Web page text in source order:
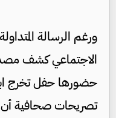
ورغم الرسالة
الاجتماعي كشف
حضورها حفل تخرج
تصريحات صحافية أن